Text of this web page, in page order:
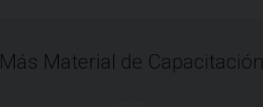
Más Material de Capacitación